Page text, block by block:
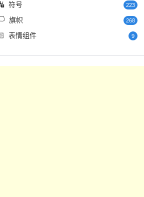
符号 223
旗帜 268
表情组件 9